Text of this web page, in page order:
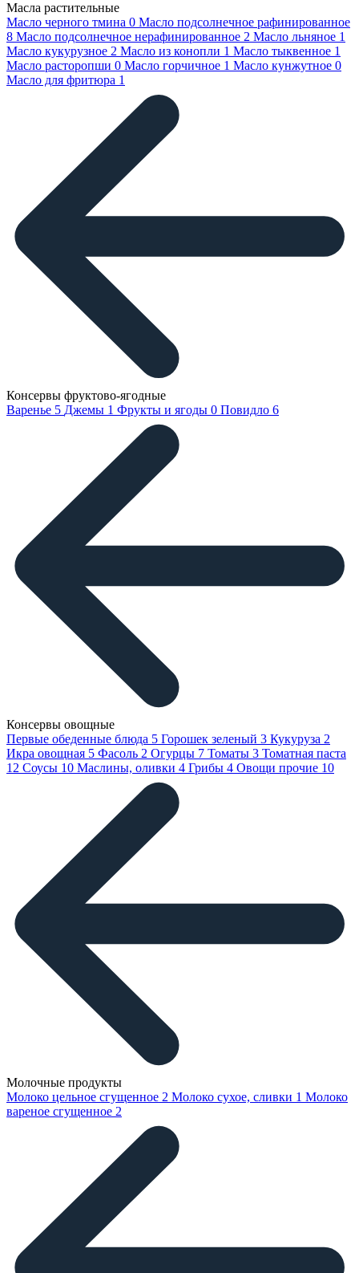
Масла растительные
Масло черного тмина 0 Масло подсолнечное рафинированное
8 Масло подсолнечное нерафинированное 2 Масло льняное 1
Масло кукурузное 2 Масло из конопли 1 Масло тыквенное 1
Масло расторопши 0 Масло горчичное 1 Масло кунжутное 0
Масло для фритюра 1
Консервы фруктово-ягодные
Варенье 5 Джемы 1 Фрукты и ягоды 0 Повидло 6
Консервы овощные
Первые обеденные блюда 5 Горошек зеленый 3 Кукуруза 2
Икра овощная 5 Фасоль 2 Огурцы 7 Томаты 3 Томатная паста
12 Соусы 10 Маслины, оливки 4 Грибы 4 Овощи прочие 10
Молочные продукты
Молоко цельное сгущенное 2 Молоко сухое, сливки 1 Молоко
вареное сгущенное 2